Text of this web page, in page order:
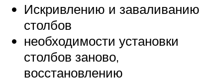
Искривлению и заваливанию
столбов
необходимости установки
столбов заново,
восстановлению